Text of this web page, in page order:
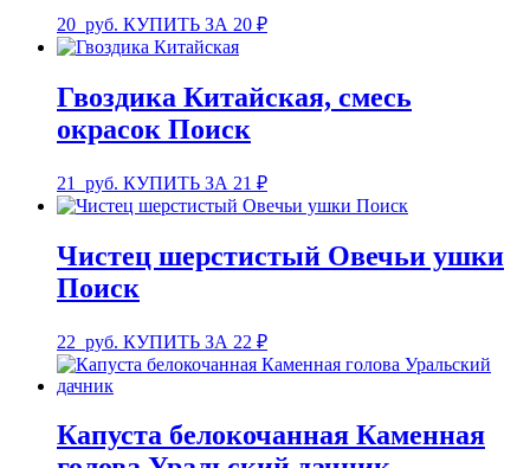
20 руб. КУПИТЬ ЗА 20 ₽
Гвоздика Китайская, смесь
окрасок Поиск
21 руб. КУПИТЬ ЗА 21 ₽
Чистец шерстистый Овечьи ушки
Поиск
22 руб. КУПИТЬ ЗА 22 ₽
Капуста белокочанная Каменная